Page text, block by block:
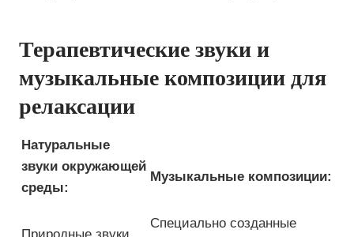
Терапевтические звуки и
музыкальные композиции для
релаксации
Натуральные
звуки окружающей
среды:
Музыкальные композиции:
Специально созданные